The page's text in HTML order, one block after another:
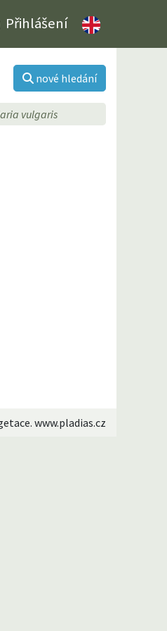
Přihlášení
nové hledání
vulgaris
www.pladias.cz